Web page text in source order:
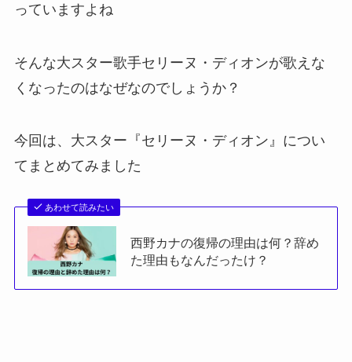
っていますよね
そんな大スター歌手セリーヌ・ディオンが歌えな
くなったのはなぜなのでしょうか？
今回は、大スター『セリーヌ・ディオン』につい
てまとめてみました
あわせて読みたい
西野カナの復帰の理由は何？辞め
た理由もなんだったけ？